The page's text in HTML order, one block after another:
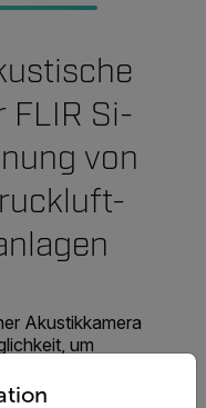
FLIR Si-
von
Akustikkamera
um
Methoden zu
from the